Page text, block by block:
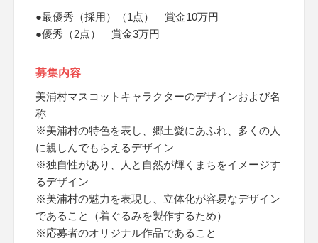
●最優秀（採用）（1点） 賞金10万円
●優秀（2点） 賞金3万円
募集内容
美浦村マスコットキャラクターのデザインおよび名
称
※美浦村の特色を表し、郷土愛にあふれ、多くの人
に親しんでもらえるデザイン
※独自性があり、人と自然が輝くまちをイメージす
るデザイン
※美浦村の魅力を表現し、立体化が容易なデザイン
であること（着ぐるみを製作するため）
※応募者のオリジナル作品であること